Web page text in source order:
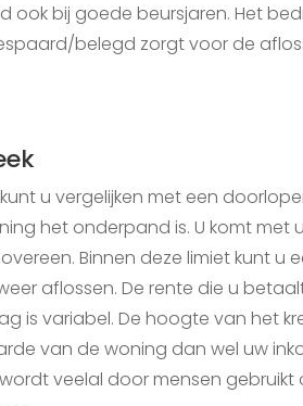
ook bij goede beursjaren. Het
belegd zorgt voor de
u vergelijken met een
het onderpand is. U komt met
Binnen deze limiet kunt u
aflossen. De rente die u
is variabel. De hoogte van het
van de woning dan wel uw
veelal door mensen gebruikt